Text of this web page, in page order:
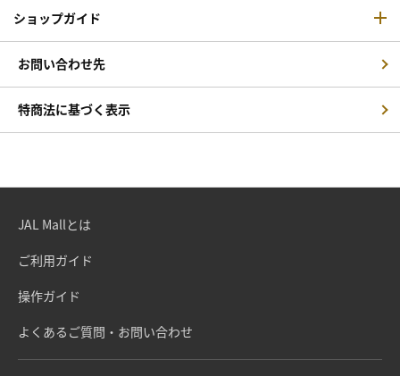
ショップガイド
お問い合わせ先
特商法に基づく表示
JAL Mallとは
ご利用ガイド
操作ガイド
よくあるご質問・お問い合わせ